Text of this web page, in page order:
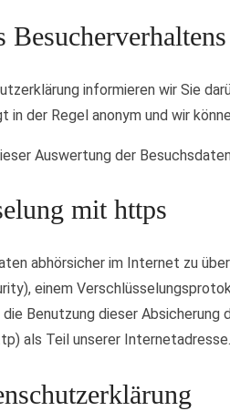
Besucherverhaltens
informieren wir Sie
der Regel anonym und wir
Auswertung der
mit https
abhörsicher im Internet zu
einem
Benutzung dieser
als Teil unserer Internetadresse.